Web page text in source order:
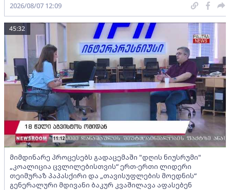
2026/08/07 12:09
მიმდინარე პროცესებს გადაცემაში "დღის ნიუსრუმი"
„კოალიცია ცვლილებისთვის“ ერთ-ერთი ლიდერი
თეიმურაზ პაპასქირი და „თავისუფლების მოედნის“
გენერალური მდივანი ბაკურ კვაშილავა აფასებენ
45:32